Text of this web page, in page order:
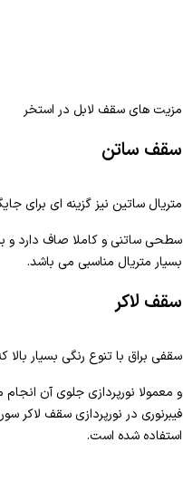
مزیت های سقف لابل در استخر
سقف ساتن
متریال ساتین نیز گزینه ای برای
سطحی ساتنی و کاملا صاف دارد و
بسیار متریال مناسبی می باشد.
سقف لاکر
سقفی براق با تنوع رنگی بسیار
و معمولا نورپردازی جلوی آن
فیبرنوری در نورپردازی سقف لاکر
استفاده شده است.